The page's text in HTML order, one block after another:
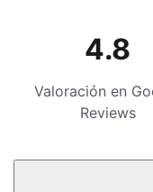
4.8
Valoración en
Reviews